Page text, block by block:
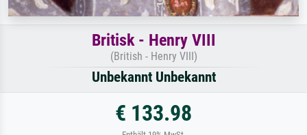
Britisk - Henry VIII
(British - Henry VIII)
Unbekannt Unbekannt
€ 133.98